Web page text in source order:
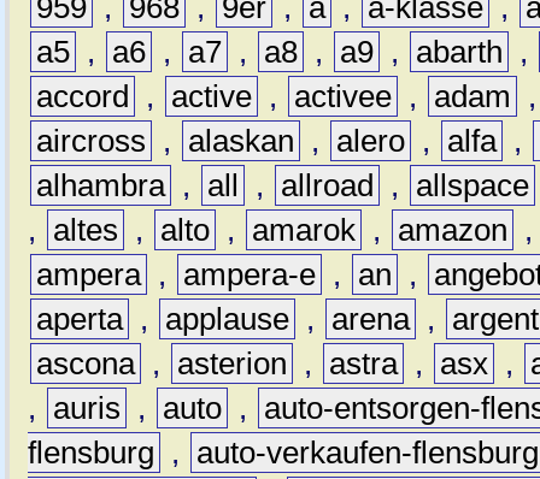
959 , 968 , 9er , a , a-klasse ,
a5 , a6 , a7 , a8 , a9 , abarth
,
accord
, active , activee , adam
aircross
, alaskan , alero , alfa ,
alhambra , all , allroad , allspace
,
altes , alto , amarok , amazon
ampera , ampera-e , an ,
aperta , applause , arena ,
ascona , asterion , astra , asx ,
,
auris , auto ,
auto-entsorgen-
flensburg
,
auto-verkaufen-flensburg